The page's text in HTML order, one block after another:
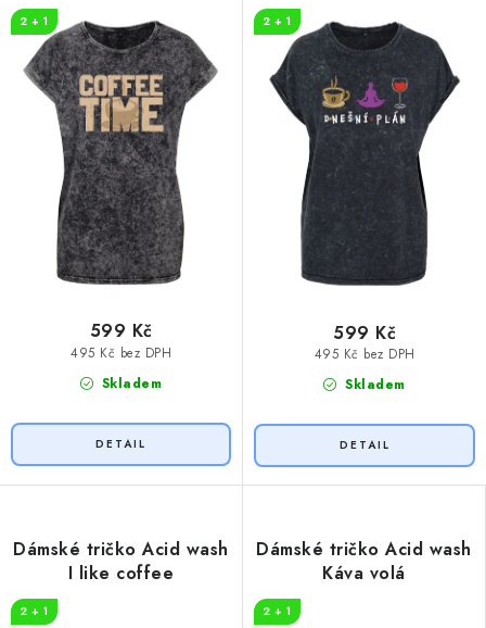
2 + 1
Skladem
495 Kč bez DPH
599 Kč
2 + 1
Skladem
495 Kč bez DPH
599 Kč
Dámské tričko Acid wash
I like coffee
2 + 1
Dámské tričko Acid wash
Káva volá
2 + 1